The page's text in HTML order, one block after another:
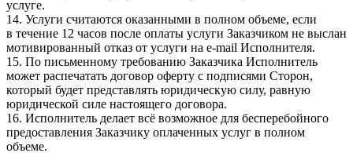
услуге.
14. Услуги считаются оказанными в полном объеме, если
в течение 12 часов после оплаты услуги Заказчиком не выслан
мотивированный отказ от услуги на e-mail Исполнителя.
15. По письменному требованию Заказчика Исполнитель
может распечатать договор оферту с подписями Сторон,
который будет представлять юридическую силу, равную
юридической силе настоящего договора.
16. Исполнитель делает всё возможное для бесперебойного
предоставления Заказчику оплаченных услуг в полном
объеме.